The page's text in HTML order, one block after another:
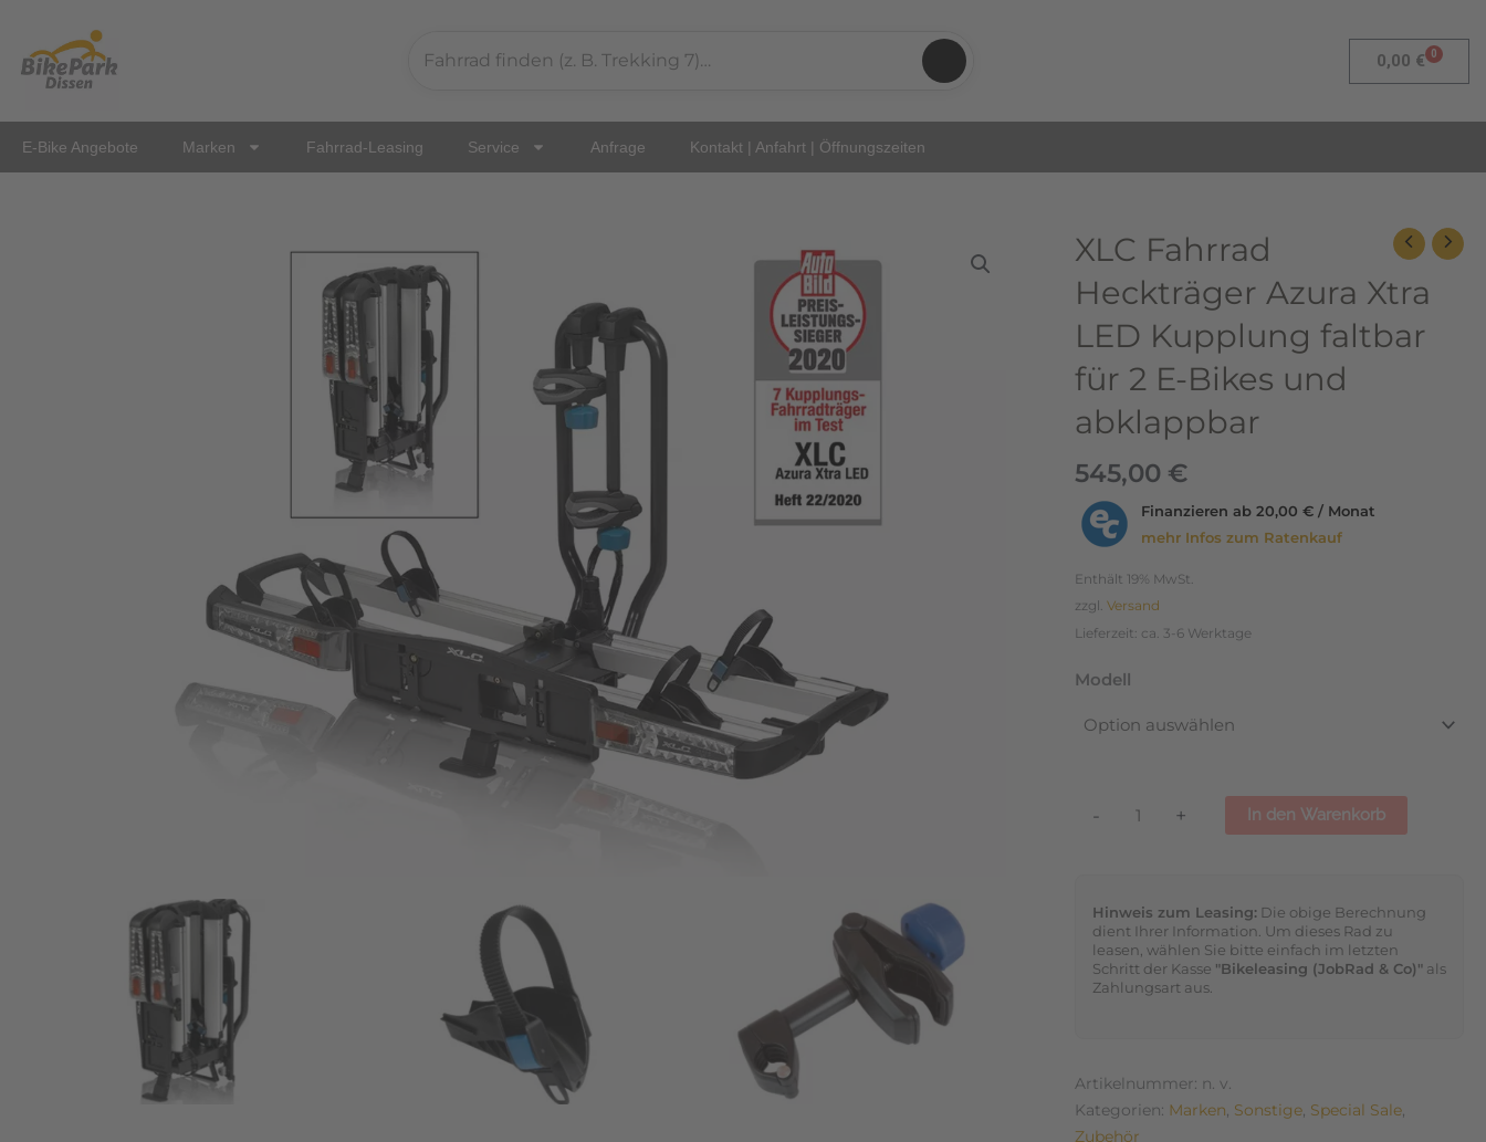
springen
0,00 € 0
E-Bike Angebote Marken Fahrrad-Leasing Service Anfrage Kontakt | Anfahrt | Öffnungszeiten
XLC Fahrrad
Heckträger Azura Xtra
LED Kupplung faltbar
für 2 E-Bikes und
abklappbar
545,00 €
Finanzieren ab 20,00 € / Monat
mehr Infos zum Ratenkauf
Enthält 19% MwSt.
zzgl. Versand
Lieferzeit: ca. 3-6 Werktage
Modell
-
XLC
Fahrrad
Heckträger
Xtra
LED
faltbar
2
E-
Bikes
abklappbar
Menge
+ In den Warenkorb
Hinweis zum Leasing: Die obige Berechnung
dient Ihrer Information. Um dieses Rad zu
leasen, wählen Sie bitte einfach im letzten
Schritt der Kasse "Bikeleasing (JobRad & Co)"als
Zahlungsart aus.
Artikelnummer: n. v.
Kategorien: Marken, Sonstige, Special Sale,
Zubehör